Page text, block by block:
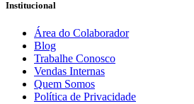
Institucional
Área do Colaborador
Blog
Trabalhe Conosco
Vendas Internas
Quem Somos
Política de Privacidade